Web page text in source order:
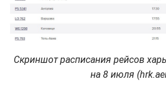
Скриншот расписания рейсов
на 8 июля